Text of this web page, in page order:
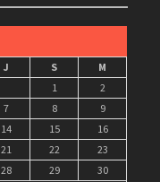
J S
M
1
2
7 8
9
14 15
16
21 22
23
28 29
30